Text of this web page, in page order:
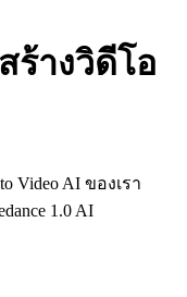
ร้างวิดีโอ
Video AI ของเรา
1.0 AI